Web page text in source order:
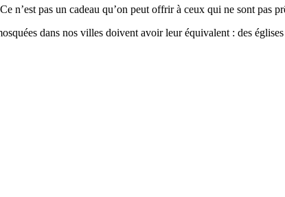
n’est pas un cadeau qu’on peut offrir à ceux qui ne sont pas
dans nos villes doivent avoir leur équivalent : des